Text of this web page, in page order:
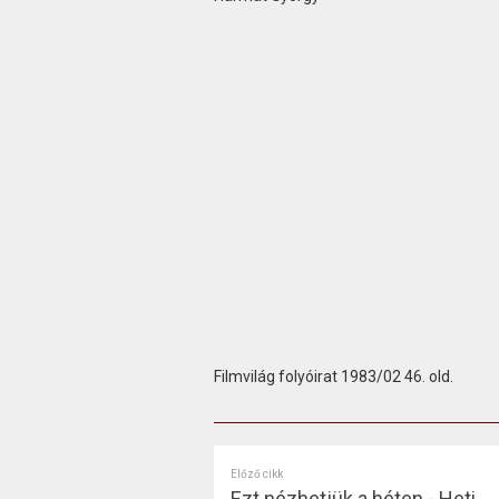
Filmvilág folyóirat 1983/02 46. old.
Előző cikk